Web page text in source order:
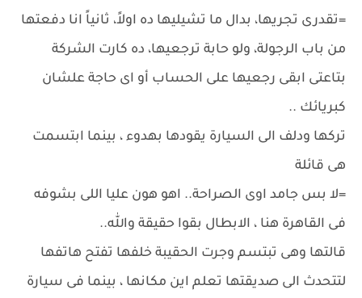
=تقدرى تجريها، بدال ما تشيليها ده اولاً، ثانياً انا دفعتها
من باب الرجولة، ولو حابة ترجعيها، ده كارت الشركة
بتاعتى ابقى رجعيها على الحساب أو اى حاجة علشان
كبريائك ..
تركها ودلف الى السيارة يقودها بهدوء ، بينما ابتسمت
هى قائلة
=لا بس جامد اوى الصراحة.. اهو هون عليا اللى بشوفه
فى القاهرة هنا ، الابطال بقوا حقيقة والله..
قالتها وهى تبتسم وجرت الحقيبة خلفها تفتح هاتفها
لتتحدث الى صديقتها تعلم اين مكانها ، بينما فى سيارة